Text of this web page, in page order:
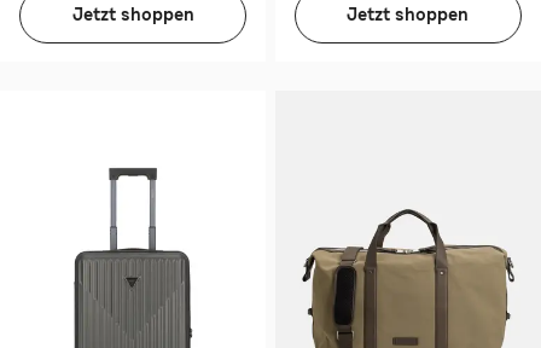
Jetzt shoppen Jetzt shoppen